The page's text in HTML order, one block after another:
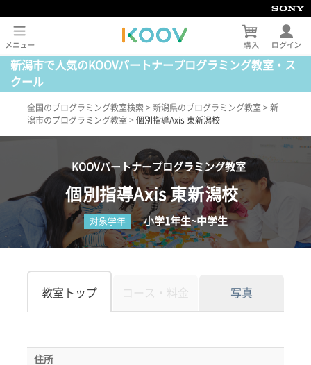
新潟市で人気のKOOVパートナープログラミング教室・ス
クール
全国のプログラミング教室検索 > 新潟県のプログラミング教室 > 新
潟市のプログラミング教室 > 個別指導Axis 東新潟校
KOOVパートナープログラミング教室
個別指導Axis 東新潟校
対象学年 小学1年生~中学生
教室トップ コース・料金 写真
住所